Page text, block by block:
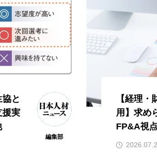
と
援実
編集部
【経理・
用】求め
FP&A視
Tリテラ